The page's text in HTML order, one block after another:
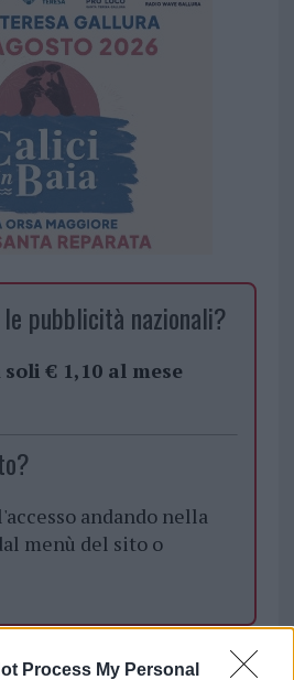
Process My Personal
pubblicità nazionali?
soli € 1,10 al mese
andando nella
menù del sito o